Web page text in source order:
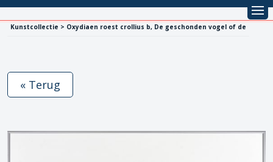
Kunstcollectie > Oxydiaen roest crollius b, De geschonden vogel of de
« Terug